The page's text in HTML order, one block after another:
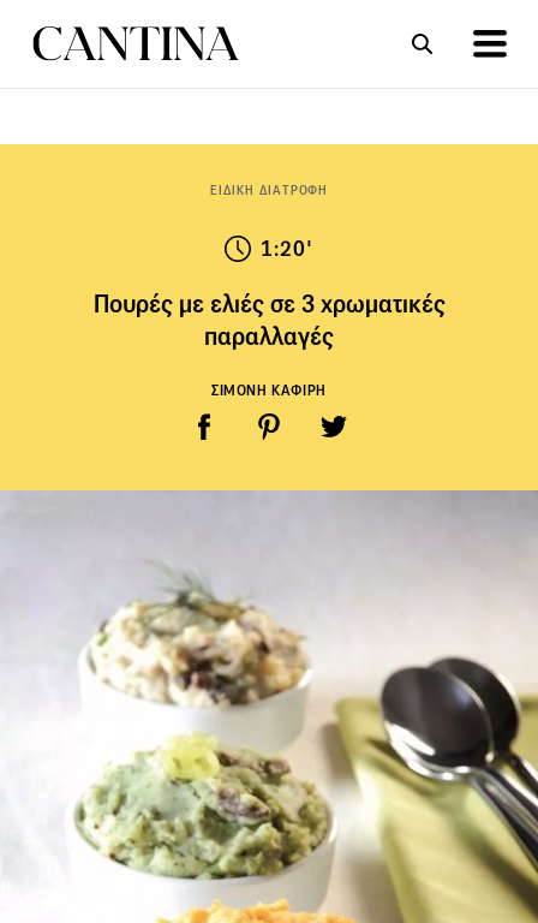
ΕΙΔΙΚΗ ΔΙΑΤΡΟΦΗ
1:20'
Πουρές με ελιές σε 3 χρωματικές
παραλλαγές
ΣΙΜΟΝΗ ΚΑΦΙΡΗ